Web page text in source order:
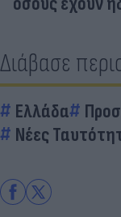
Διάβασε
Ελλάδα
Νέες